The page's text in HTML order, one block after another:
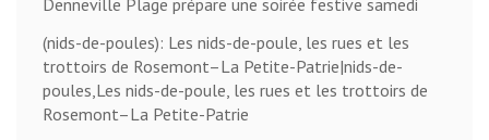
Denneville Plage prépare une soirée festive samedi
(nids-de-poules): Les nids-de-poule, les rues et les
trottoirs de Rosemont–La Petite-Patrie|nids-de-
poules,Les nids-de-poule, les rues et les trottoirs de
Rosemont–La Petite-Patrie